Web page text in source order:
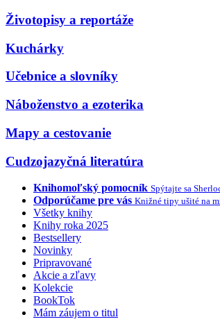
Životopisy a reportáže
Kuchárky
Učebnice a slovníky
Náboženstvo a ezoterika
Mapy a cestovanie
Cudzojazyčná literatúra
Knihomoľský pomocník Spýtajte sa
Odporúčame pre vás Knižné tipy ušité na
Všetky knihy
Knihy roka 2025
Bestsellery
Novinky
Pripravované
Akcie a zľavy
Kolekcie
BookTok
Mám záujem o titul